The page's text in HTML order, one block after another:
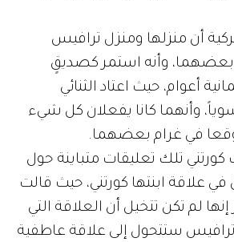
أن منزلها ومنزل ترافيس
وأنه استمر كصديقٍ
أعوام، حيث اعتاد الثنائي
وأنهما كانا يفعلان كل شيء
في غرام بعضهما.
تلك تعليقات متباينة حول
في علاقة ابنتها كورتني، حيث قالت
لم تكن تتخيل أن العلاقة التي
ستتحول إلى علاقة عاطفية